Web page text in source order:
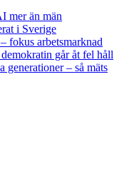
mer än män
i Sverige
fokus arbetsmarknad
går åt fel håll
generationer – så mäts